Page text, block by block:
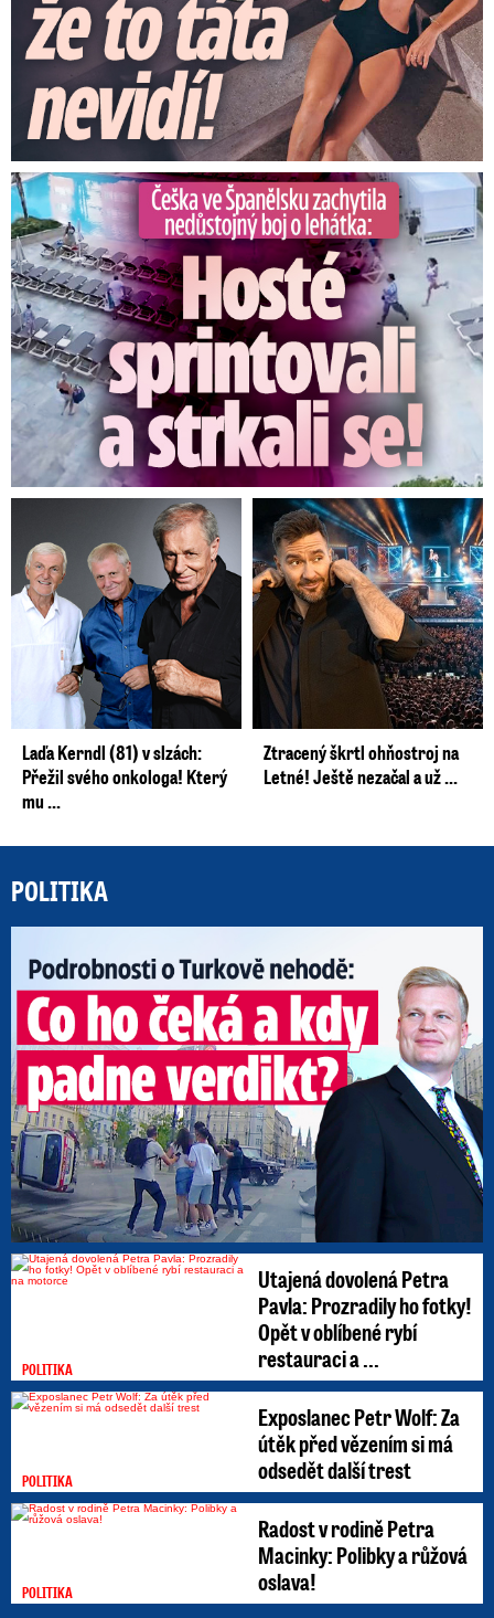
Češka ve Španělsku natočila nedůstojný boj o lehátka
Laďa Kerndl (81) v slzách:
Přežil svého onkologa! Který
mu ...
Ztracený škrtl ohňostroj na
Letné! Ještě nezačal a už ...
POLITIKA
POLITIKA
Utajená dovolená Petra
Pavla: Prozradily ho fotky!
Opět v oblíbené rybí
restauraci a ...
POLITIKA
Exposlanec Petr Wolf: Za
útěk před vězením si má
odsedět další trest
POLITIKA
Radost v rodině Petra
Macinky: Polibky a růžová
oslava!